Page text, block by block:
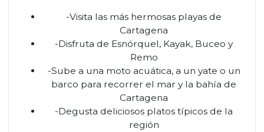
-Visita las más hermosas playas de
Cartagena
-Disfruta de Esnórquel, Kayak, Buceo y
Remo
-Sube a una moto acuática, a un yate o un
barco para recorrer el mar y la bahía de
Cartagena
-Degusta deliciosos platos típicos de la
región